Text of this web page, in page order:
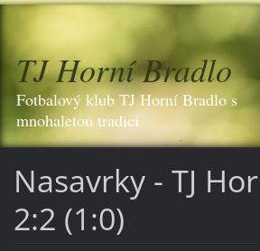
TJ Horní Bradlo
Fotbalový klub TJ Horní Bradlo s
mnohaletou tradicí
Nasavrky - TJ
2:2 (1:0)